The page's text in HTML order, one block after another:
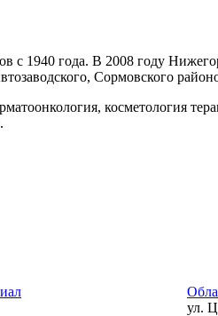
с 1940 года. В 2008 году
Сормовского
косметология
ул.